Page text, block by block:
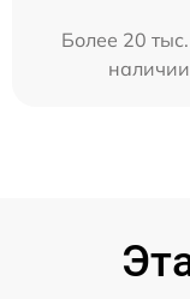
Более 20